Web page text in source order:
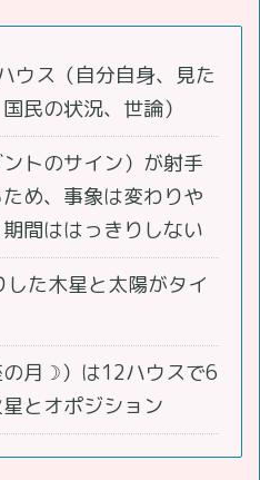
ウス（自分自身、見た
民の状況、世論）
トのサイン）が射手
め、事象は変わりや
間ははっきりしない
た木星と太陽がタイ
月☽）は12ハウスで6
とオポジション